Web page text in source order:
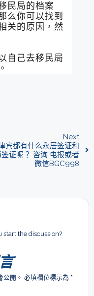
民局的档案
么你可以找到
关的原因，然
自己去移民局
Next
宾都有什么永居签证和
证呢？ 咨询 电报或者
微信BGC998
start the discussion?
公開。 必填欄位標示為 *